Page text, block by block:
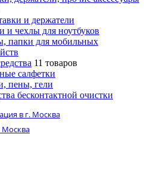
и держатели
и чехлы для ноутбуков
папки для мобильных
11 товаров
салфетки
пены, гели
бесконтактной очистки
в г. Москва
Москва